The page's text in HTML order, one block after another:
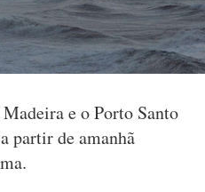
e o Porto Santo
partir de amanhã